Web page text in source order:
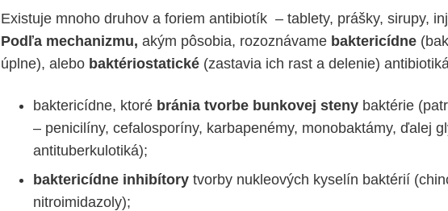
Existuje mnoho druhov a foriem antibiotík – tablety, prášky, sirupy,
Podľa mechanizmu, akým pôsobia, rozoznávame baktericídne
úplne), alebo baktériostatické (zastavia ich rast a delenie)
baktericídne, ktoré bránia tvorbe bunkovej steny baktérie
– penicilíny, cefalosporíny, karbapenémy, monobaktámy, ďalej
antituberkulotiká);
baktericídne inhibítory tvorby nukleových kyselín baktérií
nitroimidazoly);